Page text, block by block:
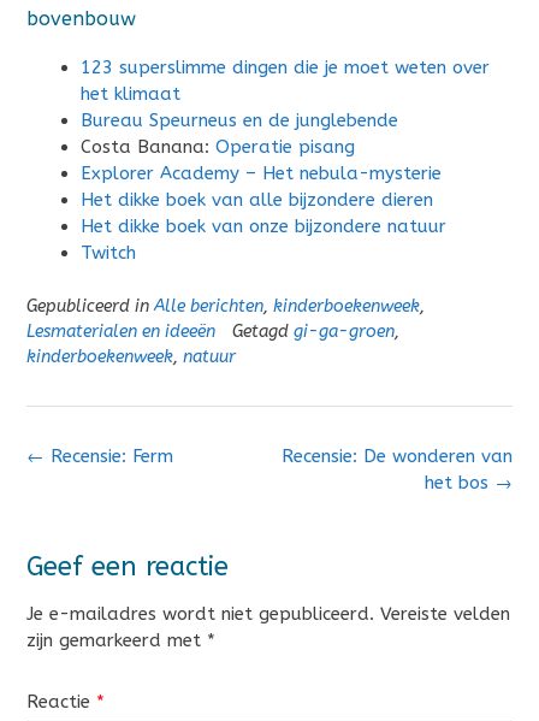
bovenbouw
123 superslimme dingen die je moet weten over
het klimaat
Bureau Speurneus en de junglebende
Costa Banana: Operatie pisang
Explorer Academy – Het nebula-mysterie
Het dikke boek van alle bijzondere dieren
Het dikke boek van onze bijzondere natuur
Twitch
Gepubliceerd inAlle berichten, kinderboekenweek,
Lesmaterialen en ideeën
Getagd gi-ga-groen,
kinderboekenweek, natuur
Bericht
Recensie: De wonderen van
het bos →
← Recensie: Ferm
Geef een reactie
Je e-mailadres wordt niet gepubliceerd. Vereiste velden
zijn gemarkeerd met *
Reactie *